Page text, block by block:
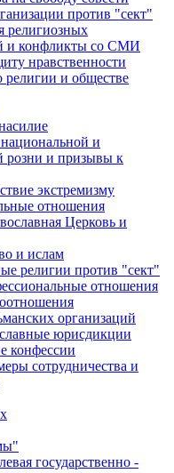
против "сект"
религиозных
и конфликты со СМИ
нравственности
религии и обществе
и
розни и призывы к
экстремизму
отношения
Церковь и
и ислам
религии против "сект"
отношения
организаций
юрисдикции
конфессии
сотрудничества и
государственно -